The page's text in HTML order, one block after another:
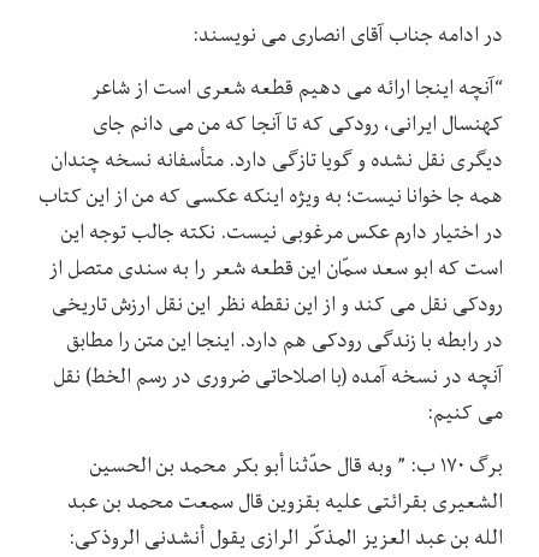
در ادامه جناب آقای انصاری می نویسند:
“آنچه اینجا ارائه می دهیم قطعه شعری است از شاعر
کهنسال ایرانی، رودکی که تا آنجا که من می دانم جای
دیگری نقل نشده و گویا تازگی دارد. متأسفانه نسخه چندان
همه جا خوانا نیست؛ به ویژه اینکه عکسی که من از این کتاب
در اختیار دارم عکس مرغوبی نیست. نکته جالب توجه این
است که ابو سعد سمّان این قطعه شعر را به سندی متصل از
رودکی نقل می کند و از این نقطه نظر این نقل ارزش تاریخی
در رابطه با زندگی رودکی هم دارد. اینجا این متن را مطابق
آنچه در نسخه آمده (با اصلاحاتی ضروری در رسم الخط) نقل
می کنیم:
برگ ۱۷۰ ب: ” وبه قال حدّثنا أبو بکر محمد بن الحسین
الشعیری بقرائتی علیه بقزوین قال سمعت محمد بن عبد
الله بن عبد العزیز المذکّر الرازی یقول أنشدنی الروذکی: